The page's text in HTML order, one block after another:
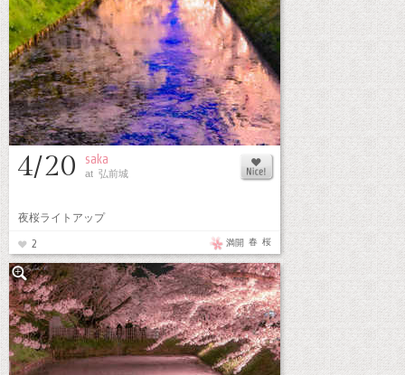
4/20 saka
at 弘前城
夜桜ライトアップ
2 桜
春
満開